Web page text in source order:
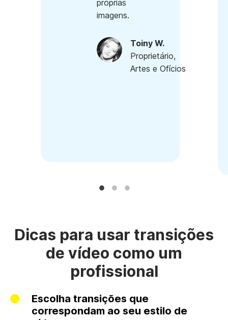
próprias
imagens.
Toiny W.
Proprietário,
Artes e Ofícios
Dicas para usar transições
de vídeo como um
profissional
Escolha transições que
correspondam ao seu estilo de